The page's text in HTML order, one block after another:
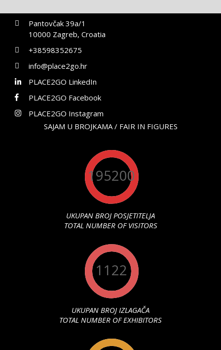
Pantovčak 39a/1
10000 Zagreb, Croatia
+38598352675
info@place2go.hr
PLACE2GO LinkedIn
PLACE2GO Facebook
PLACE2GO Instagram
SAJAM U BROJKAMA / FAIR IN FIGURES
195200
UKUPAN BROJ POSJETITELJA
TOTAL NUMBER OF VISITORS
1122
UKUPAN BROJ IZLAGAČA
TOTAL NUMBER OF EXHIBITORS